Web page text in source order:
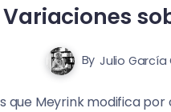
Variaciones
By Julio García
que Meyrink modifica